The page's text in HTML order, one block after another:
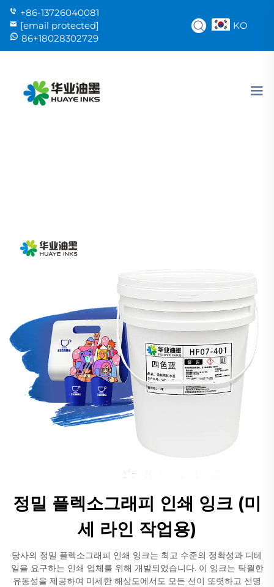
+86-13726040081
[email protected]
86+18028302729
KO
정밀 플렉소그래피 인쇄 잉크 (미
세 라인 작업용)
당사의 정밀 플렉소그래피 인쇄 잉크는 최고 수준의 정확성과 디테
일을 요구하는 인쇄 업체를 위해 개발되었습니다. 이 잉크는 탁월한
유동성을 제공하여 미세한 해상도에서도 모든 선이 또렷하고 선명